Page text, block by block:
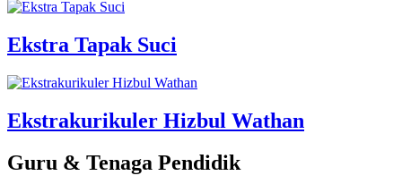
Ekstra Tapak Suci
Ekstrakurikuler Hizbul Wathan
Guru & Tenaga Pendidik